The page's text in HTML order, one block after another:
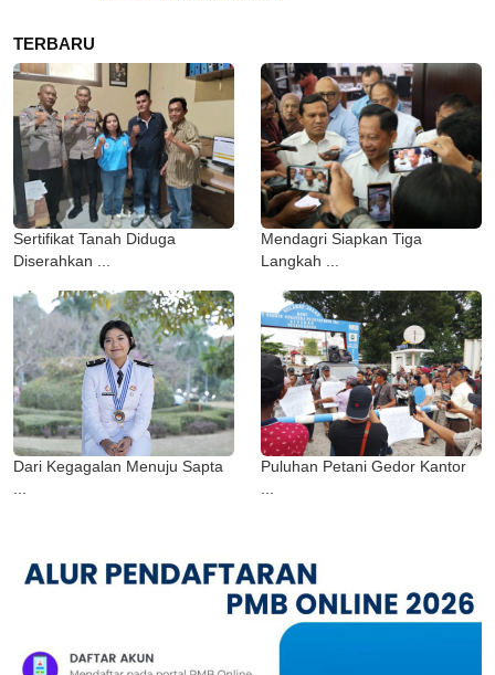
TERBARU
Sertifikat Tanah Diduga
Diserahkan ...
Mendagri Siapkan Tiga
Langkah ...
Dari Kegagalan Menuju Sapta
Puluhan Petani Gedor Kantor